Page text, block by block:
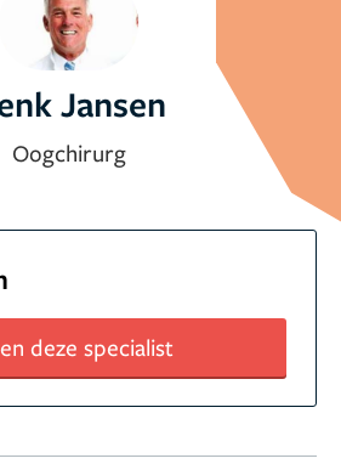
Jansen
Oogchirurg
deze specialist